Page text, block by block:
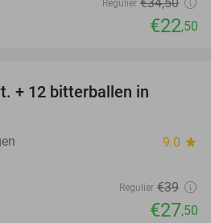
Regulier €34,50
€22,50
+ 12 bitterballen in
9.0 star
Regulier €39
€27,50